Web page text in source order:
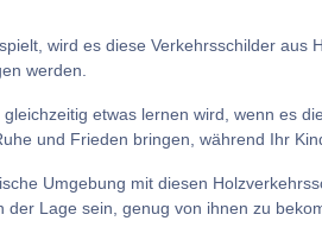
wird es diese Verkehrsschilder
werden.
etwas lernen wird, wenn es
und Frieden bringen, während Ihr
Umgebung mit diesen
Lage sein, genug von ihnen zu